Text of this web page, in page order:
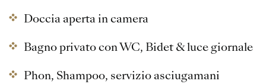
Doccia aperta in camera
Bagno privato con WC, Bidet & luce giornale
Phon, Shampoo, servizio asciugamani